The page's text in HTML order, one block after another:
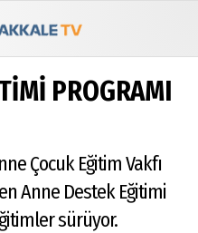
Galeri
Foto
Galeri
Çerez
Gizlilik
İlkeleri
PROGRAMI
Çocuk Eğitim Vakfı
Anne Destek Eğitimi
sürüyor.